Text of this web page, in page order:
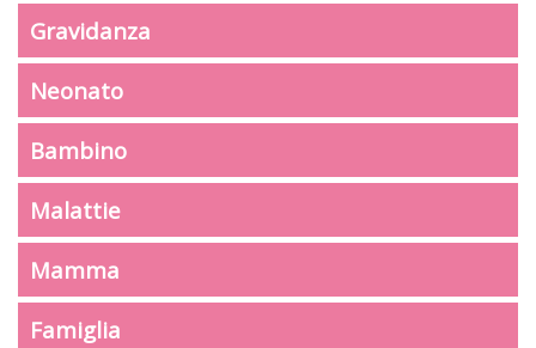
Gravidanza
Neonato
Bambino
Malattie
Mamma
Famiglia